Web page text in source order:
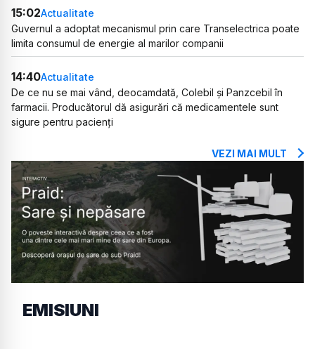
15:02Actualitate
Guvernul a adoptat mecanismul prin care Transelectrica poate
limita consumul de energie al marilor companii
14:40Actualitate
De ce nu se mai vând, deocamdată, Colebil și Panzcebil în
farmacii. Producătorul dă asigurări că medicamentele sunt
sigure pentru pacienți
VEZI MAI MULT
EMISIUNI